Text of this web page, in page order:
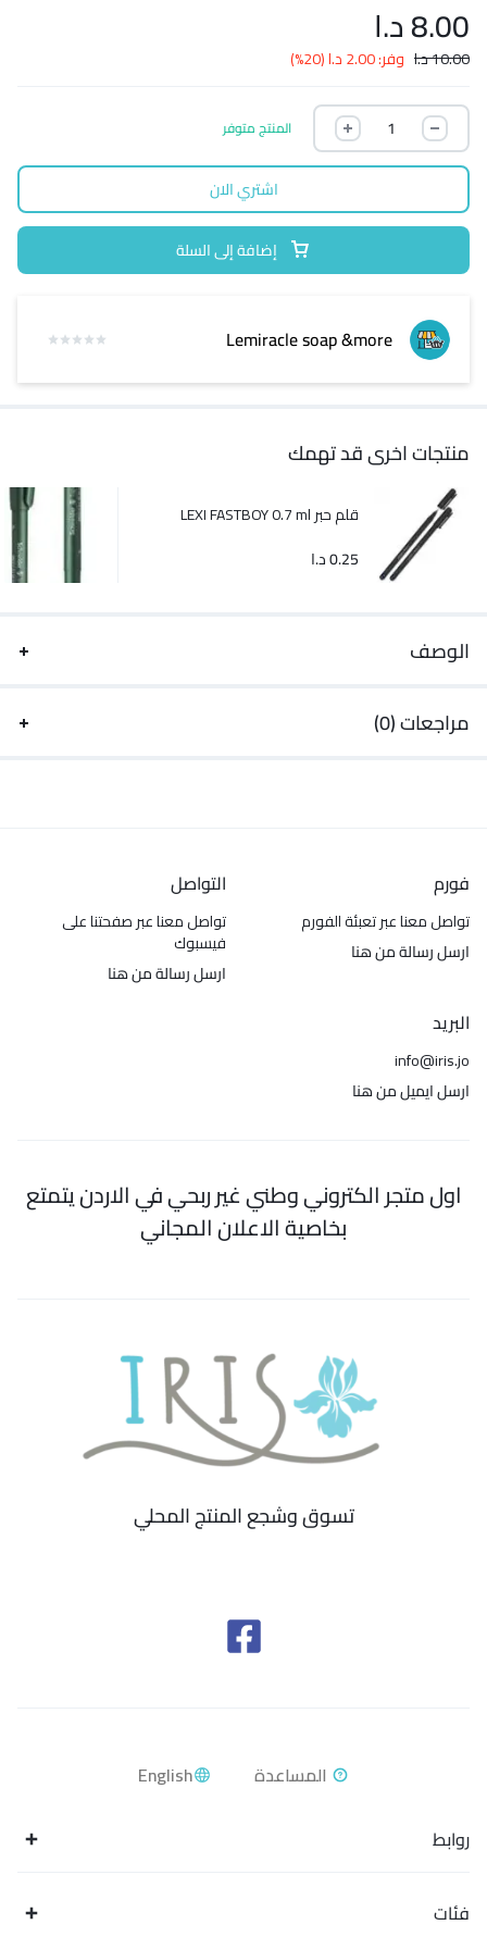
8.00د.ا
10.00د.ا وفر:2.00د.ا(20%)
المنتج متوفر
إضافة إلى السلة
اشتري الان
Lemiracle soap &more
منتجات اخرى قد تهمك
قلم حبر LEXI FASTBOY 0.7 ml
0.25د.ا
الوصف
مراجعات (0)
فورم
تواصل معنا عبر تعبئة الفورم
ارسل رسالة من هنا
التواصل
تواصل معنا عبر صفحتنا على
فيسبوك
ارسل رسالة من هنا
البريد
info@iris.jo
ارسل ايميل من هنا
اول متجر الكتروني وطني غير ربحي في الاردن يتمتع
بخاصية الاعلان المجاني
تسوق وشجع المنتج المحلي
English
روابط
فئات